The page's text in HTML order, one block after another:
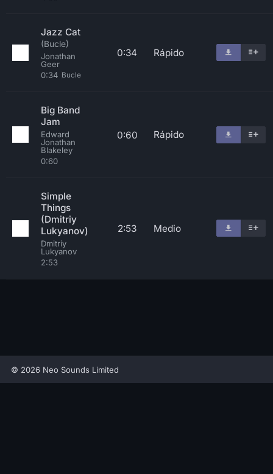
Jazz Cat
(Bucle)
Jonathan
Geer
0:34 Bucle
0:34 Rápido
Big Band
Jam
Edward
Jonathan
Blakeley
0:60
0:60 Rápido
Simple
Things
(Dmitriy
Lukyanov)
Dmitriy
Lukyanov
2:53
2:53 Medio
© 2026 Neo Sounds Limited